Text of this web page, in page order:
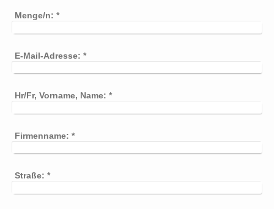
Menge/n: *
E-Mail-Adresse: *
Hr/Fr, Vorname, Name: *
Firmenname: *
Straße: *